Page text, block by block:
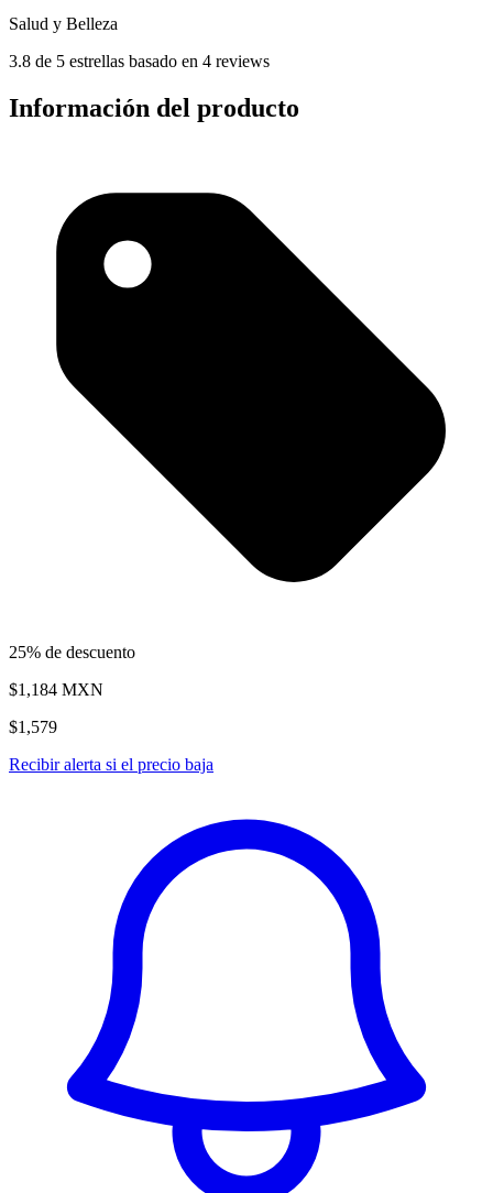
Salud y Belleza
3.8 de 5 estrellas basado en 4 reviews
Información del producto
25% de descuento
$1,184 MXN
$1,579
Recibir alerta si el precio baja